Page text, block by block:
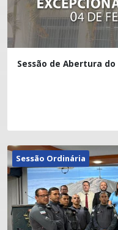
Sessão de Abertura
Sessão Ordinária